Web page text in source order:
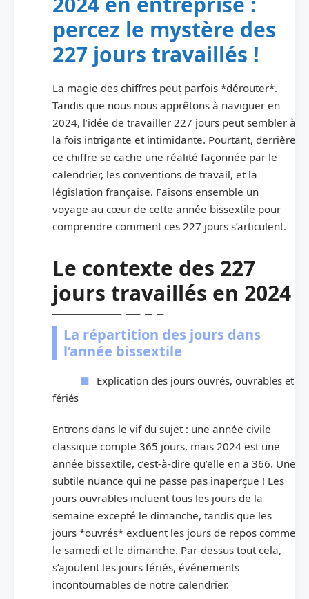
percez le mystère des
227 jours travaillés !
La magie des chiffres peut parfois *dérouter*.
Tandis que nous nous apprêtons à naviguer en
2024, l’idée de travailler 227 jours peut sembler à
la fois intrigante et intimidante. Pourtant, derrière
ce chiffre se cache une réalité façonnée par le
calendrier, les conventions de travail, et la
législation française. Faisons ensemble un
voyage au cœur de cette année bissextile pour
comprendre comment ces 227 jours s’articulent.
Le contexte des 227
jours travaillés en 2024
La répartition des jours dans
l’année bissextile
Explication des jours ouvrés, ouvrables et
fériés
Entrons dans le vif du sujet : une année civile
classique compte 365 jours, mais 2024 est une
année bissextile, c’est-à-dire qu’elle en a 366. Une
subtile nuance qui ne passe pas inaperçue ! Les
jours ouvrables incluent tous les jours de la
semaine excepté le dimanche, tandis que les
jours *ouvrés* excluent les jours de repos comme
le samedi et le dimanche. Par-dessus tout cela,
s’ajoutent les jours fériés, événements
incontournables de notre calendrier.